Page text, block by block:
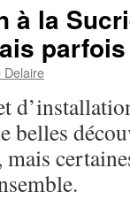
à la
Delaire
belles
mais